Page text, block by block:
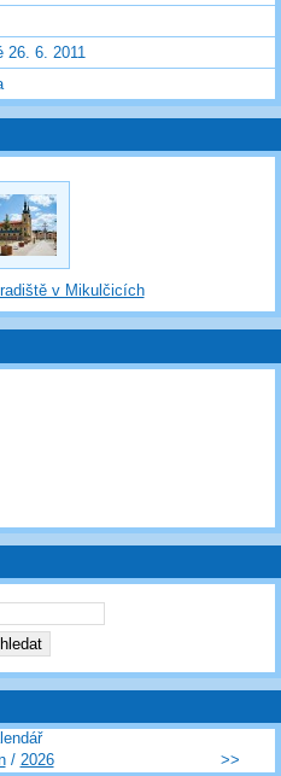
6. 2011
v Mikulčicích
/ 2026 >>